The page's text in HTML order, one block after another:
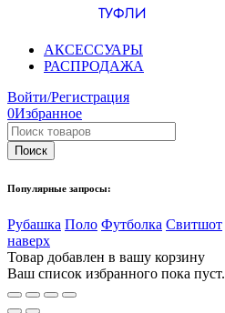
ТУФЛИ
АКСЕССУАРЫ
РАСПРОДАЖА
Войти/Регистрация
0Избранное
Популярные запросы:
Рубашка Поло Футболка Свитшот
наверх
Товар добавлен в вашу корзину
Ваш список избранного пока пуст.